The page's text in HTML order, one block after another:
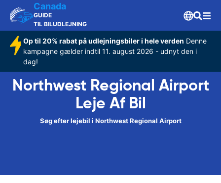
Canada
GUIDE
TIL BILUDLEJNING
Op til 20% rabat på udlejningsbiler i hele verden Denne
kampagne gælder indtil 11. august 2026 - udnyt den i
dag!
Northwest Regional Airport
Leje Af Bil
Søg efter lejebil i Northwest Regional Airport